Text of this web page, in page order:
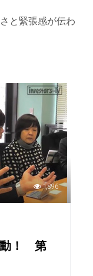
と緊張感が伝わ
1,896
動！ 第